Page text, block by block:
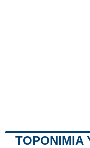
TOPONIMIA